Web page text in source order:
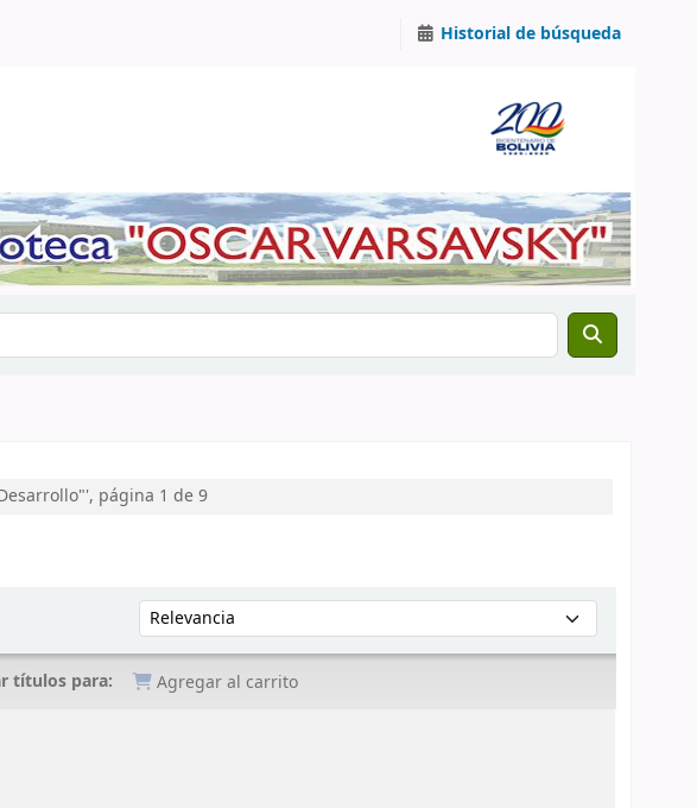
Historial de búsqueda
página 1 de 9
Ordenar por:
títulos para: Agregar al carrito